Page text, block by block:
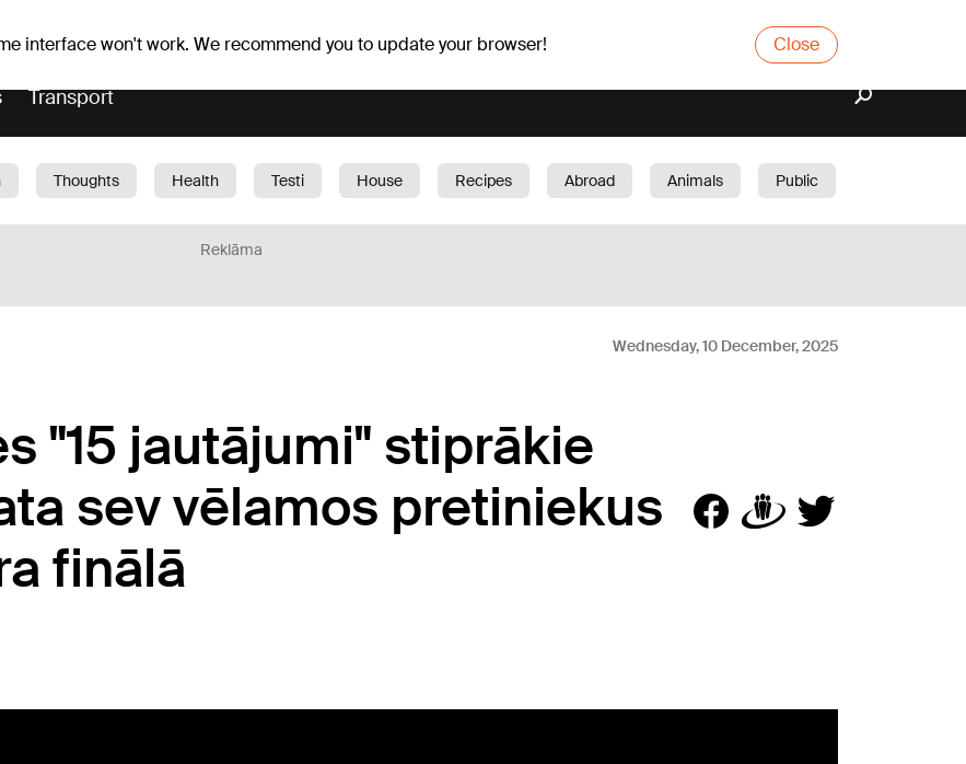
interface won't work. We recommend you to update your browser! Close
Transport
Thoughts Health Testi House Recipes Abroad Animals
Public
Reklāma
Wednesday, 10 December, 2025
"15 jautājumi" stiprākie
sev vēlamos pretiniekus
finālā